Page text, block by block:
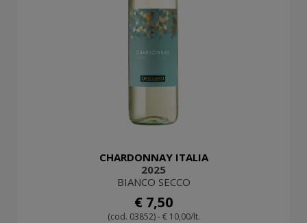
CHARDONNAY ITALIA
2025
BIANCO SECCO
€ 7,50
(cod. 03852) - € 10,00/lt.